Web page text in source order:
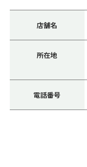
店舗名
所在地
電話番号